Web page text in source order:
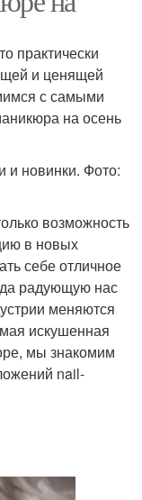
ногтей
Лак с ногтей
на квадратных
ногтях
квадратные
маникюр
практически
и ценящей
с самыми
на осень
и новинки. Фото:
возможность
в новых
себе отличное
радующую нас
меняются
искушенная
мы знакомим
nail-